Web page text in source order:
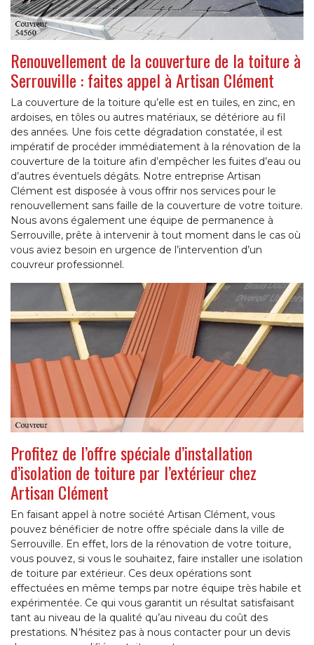
Renouvellement de la couverture de la toiture à
Serrouville : faites appel à Artisan Clément
La couverture de la toiture qu’elle est en tuiles, en zinc, en
ardoises, en tôles ou autres matériaux, se détériore au fil
des années. Une fois cette dégradation constatée, il est
impératif de procéder immédiatement à la rénovation de la
couverture de la toiture afin d’empêcher les fuites d’eau ou
d’autres éventuels dégâts. Notre entreprise Artisan
Clément est disposée à vous offrir nos services pour le
renouvellement sans faille de la couverture de votre toiture.
Nous avons également une équipe de permanence à
Serrouville, prête à intervenir à tout moment dans le cas où
vous aviez besoin en urgence de l’intervention d’un
couvreur professionnel.
Profitez de l’offre spéciale d’installation
d’isolation de toiture par l’extérieur chez
Artisan Clément
En faisant appel à notre société Artisan Clément, vous
pouvez bénéficier de notre offre spéciale dans la ville de
Serrouville. En effet, lors de la rénovation de votre toiture,
vous pouvez, si vous le souhaitez, faire installer une isolation
de toiture par extérieur. Ces deux opérations sont
effectuées en même temps par notre équipe très habile et
expérimentée. Ce qui vous garantit un résultat satisfaisant
tant au niveau de la qualité qu’au niveau du coût des
prestations. N’hésitez pas à nous contacter pour un devis